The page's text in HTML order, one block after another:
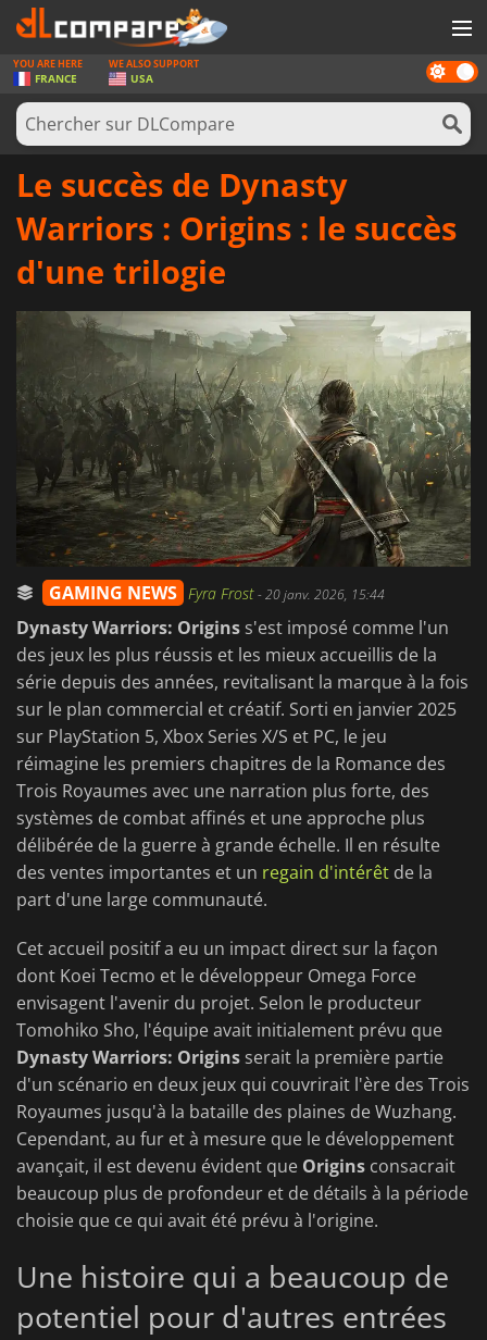
JEUX
CARTES PRÉPAYÉES
LOGICIELS
SE CONNECTER OU S'INSCRIRE
Dark
mode
YOU ARE HERE
FRANCE
WE ALSO SUPPORT
USA
Le succès de Dynasty
Warriors : Origins : le succès
d'une trilogie
GAMING NEWS Fyra Frost-20 janv. 2026, 15:44
Dynasty Warriors: Origins s'est imposé comme l'un
des jeux les plus réussis et les mieux accueillis de la
série depuis des années, revitalisant la marque à la fois
sur le plan commercial et créatif. Sorti en janvier 2025
sur PlayStation 5, Xbox Series X/S et PC, le jeu
réimagine les premiers chapitres de la Romance des
Trois Royaumes avec une narration plus forte, des
systèmes de combat affinés et une approche plus
délibérée de la guerre à grande échelle. Il en résulte
des ventes importantes et un regain d'intérêt de la
part d'une large communauté.
Cet accueil positif a eu un impact direct sur la façon
dont Koei Tecmo et le développeur Omega Force
envisagent l'avenir du projet. Selon le producteur
Tomohiko Sho, l'équipe avait initialement prévu que
Dynasty Warriors: Origins serait la première partie
d'un scénario en deux jeux qui couvrirait l'ère des Trois
Royaumes jusqu'à la bataille des plaines de Wuzhang.
Cependant, au fur et à mesure que le développement
avançait, il est devenu évident que Origins consacrait
beaucoup plus de profondeur et de détails à la période
choisie que ce qui avait été prévu à l'origine.
Une histoire qui a beaucoup de
potentiel pour d'autres entrées